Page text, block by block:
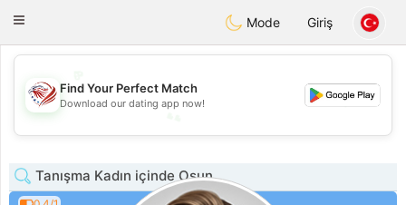
Dating
Toggle
Mode Giriş
💕
💕
Find Your Perfect Match
Download our dating app now!
Tanışma Kadın içinde Osun